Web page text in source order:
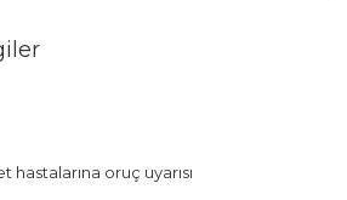
oruç uyarısı